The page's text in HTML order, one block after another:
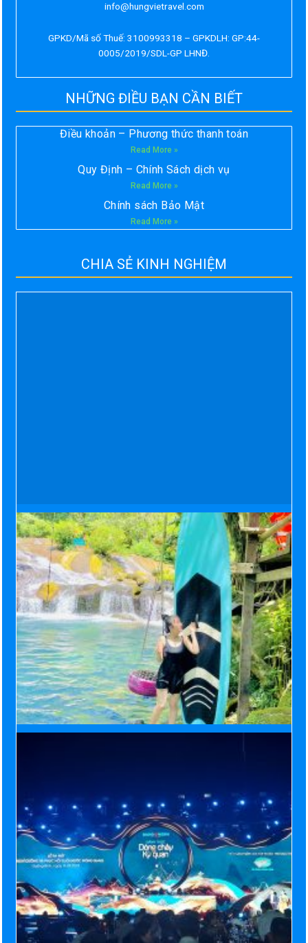
info@hungvietravel.com
GPKD/Mã số Thuế: 3100993318 – GPKDLH: GP:44-
0005/2019/SDL-GP LHNĐ.
NHỮNG ĐIỀU BẠN CẦN BIẾT
Điều khoản – Phương thức thanh toán
Read More »
Quy Định – Chính Sách dịch vụ
Read More »
Chính sách Bảo Mật
Read More »
CHIA SẺ KINH NGHIỆM